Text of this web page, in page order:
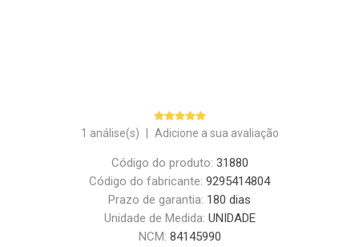
1 análise(s) Adicione a sua avaliação
Código do produto: 31880
Código do fabricante: 9295414804
Prazo de garantia: 180 dias
Unidade de Medida: UNIDADE
NCM: 84145990